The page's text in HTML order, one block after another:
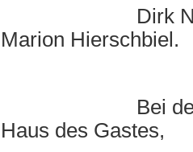
Dirk Nerding,
Marion Hierschbiel.
Bei der
Haus des Gastes,